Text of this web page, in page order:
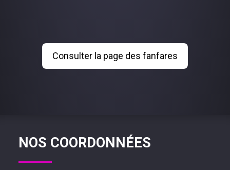
Consulter la page des fanfares
NOS COORDONNÉES